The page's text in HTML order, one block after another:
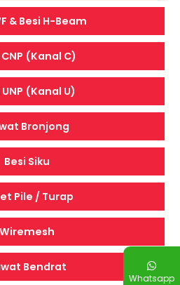
& Besi H-Beam
(Kanal C)
UNP (Kanal U)
Bronjong
Besi Siku
Pile / Turap
Wiremesh
Bendrat
Whatsapp